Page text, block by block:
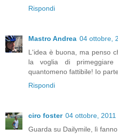
Rispondi
Mastro Andrea 04 ottobre,
L'idea è buona, ma penso
la voglia di
quantomeno fattibile! Io
Rispondi
ciro foster 04 ottobre, 2011
Guarda su Dailymile, lì